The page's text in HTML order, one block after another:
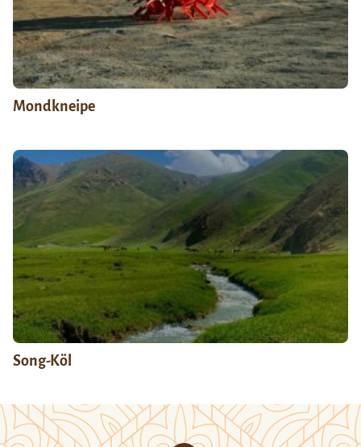
Mondkneipe
Song-Köl